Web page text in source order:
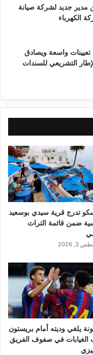
مدير جديد لشركة صيانة
الكهرباء
واسعة ويصادق
التشريعي للسندات
تدرج قرية سيدي بوسعيد
ضمن قائمة التراث
3, 2026
يلغي وديته أمام بريستون
الغيابات في صفوف الفريق